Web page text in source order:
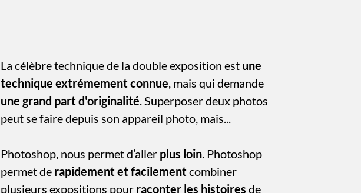
La célèbre technique de la double exposition est une
technique extrémement connue, mais qui demande
une grand part d'originalité. Superposer deux photos
peut se faire depuis son appareil photo, mais...
Photoshop, nous permet d’aller plus loin. Photoshop
permet de rapidement et facilementcombiner
plusieurs expositions pour raconter les histoires de